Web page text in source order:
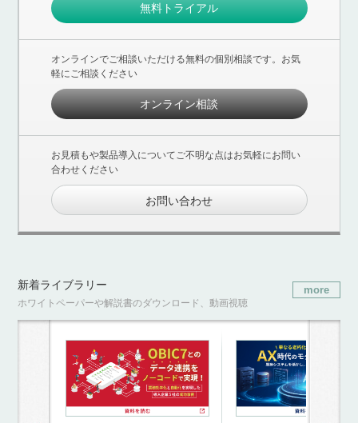
無料トライアル
オンラインでご相談いただける無料の個別相談です。お気
軽にご相談ください
オンライン相談
お見積もや製品導入についてご不明な点はお気軽にお問い
合わせください
お問い合わせ
新着ライブラリー
ホワイトペーパーや解説書のダウンロード、動画視聴
more